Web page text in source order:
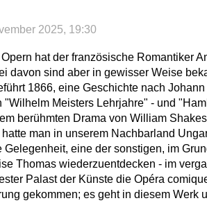
2025, 19:30
hat der französische Romantiker
davon sind aber in gewisser Weise
1866, eine Geschichte nach
"Wilhelm Meisters Lehrjahre" - und
berühmten Drama von William
man in unserem Nachbarland
Gelegenheit, eine der sonstigen, im
Thomas wiederzuentdecken - im
Palast der Künste die Opéra
gekommen; es geht in diesem Werk